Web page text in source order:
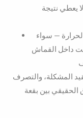
يعطي نتيجة
— سواء
داخل القماش
المشكلة، والتصرف
الحقيقي بين بقعة